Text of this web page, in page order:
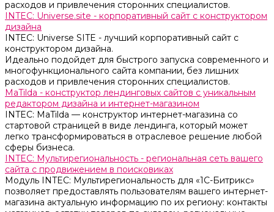
расходов и привлечения сторонних специалистов.
INTEC: Universe.site - корпоративный сайт с конструктором
дизайна
INTEC: Universe SITE - лучший корпоративный сайт с
конструктором дизайна.
Идеально подойдет для быстрого запуска современного и
многофункционального сайта компании, без лишних
расходов и привлечения сторонних специалистов.
MaTilda - конструктор лендинговых сайтов с уникальным
редактором дизайна и интернет-магазином
INTEC: MaTilda — конструктор интернет-магазина со
стартовой страницей в виде лендинга, который может
легко трансформироваться в отраслевое решение любой
сферы бизнеса.
INTEC: Мультирегиональность - региональная сеть вашего
сайта с продвижением в поисковиках
Модуль INTEC: Мультирегиональность для «1С-Битрикс»
позволяет предоставлять пользователям вашего интернет-
магазина актуальную информацию по их региону: контакты